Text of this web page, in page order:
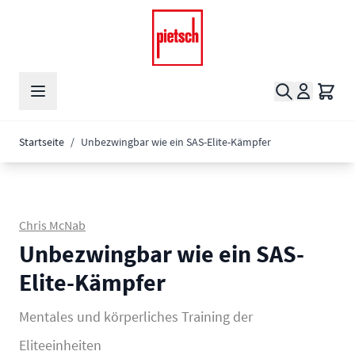
Suche
Startseite / Unbezwingbar wie ein SAS-Elite-Kämpfer
Chris McNab
Unbezwingbar wie ein SAS-
Elite-Kämpfer
Mentales und körperliches Training der
Eliteeinheiten